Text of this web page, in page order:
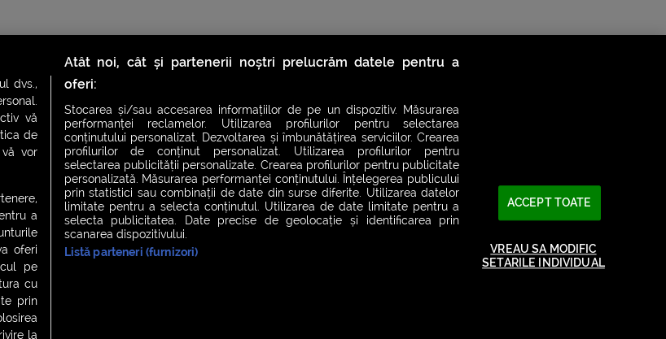
NIGHT FEVER
LIVE FEVER CONCERT
dvs.,
vă
de
vor
a
oferi
pe
cu
prin
la
Atât noi, cât și partenerii noștri prelucrăm datele pentru a
oferi:
Stocarea și/sau accesarea informațiilor de pe un dispozitiv. Măsurarea
performanței reclamelor. Utilizarea profilurilor pentru selectarea
conținutului personalizat. Dezvoltarea și îmbunătățirea serviciilor. Crearea
profilurilor de conținut personalizat. Utilizarea profilurilor pentru
selectarea publicității personalizate. Crearea profilurilor pentru publicitate
personalizată. Măsurarea performanței conținutului. Înțelegerea publicului
prin statistici sau combinații de date din surse diferite. Utilizarea datelor
limitate pentru a selecta conținutul. Utilizarea de date limitate pentru a
selecta publicitatea. Date precise de geolocație și identificarea prin
scanarea dispozitivului.
Listă parteneri (furnizori)
ACCEPT TOATE
VREAU SA MODIFIC
SETARILE INDIVIDUAL